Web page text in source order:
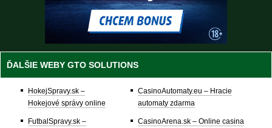
ĎALŠIE WEBY GTO SOLUTIONS
HokejSpravy.sk –
Hokejové správy online
FutbalSpravy.sk –
CasinoAutomaty.eu – Hracie
automaty zdarma
CasinoArena.sk – Online casina